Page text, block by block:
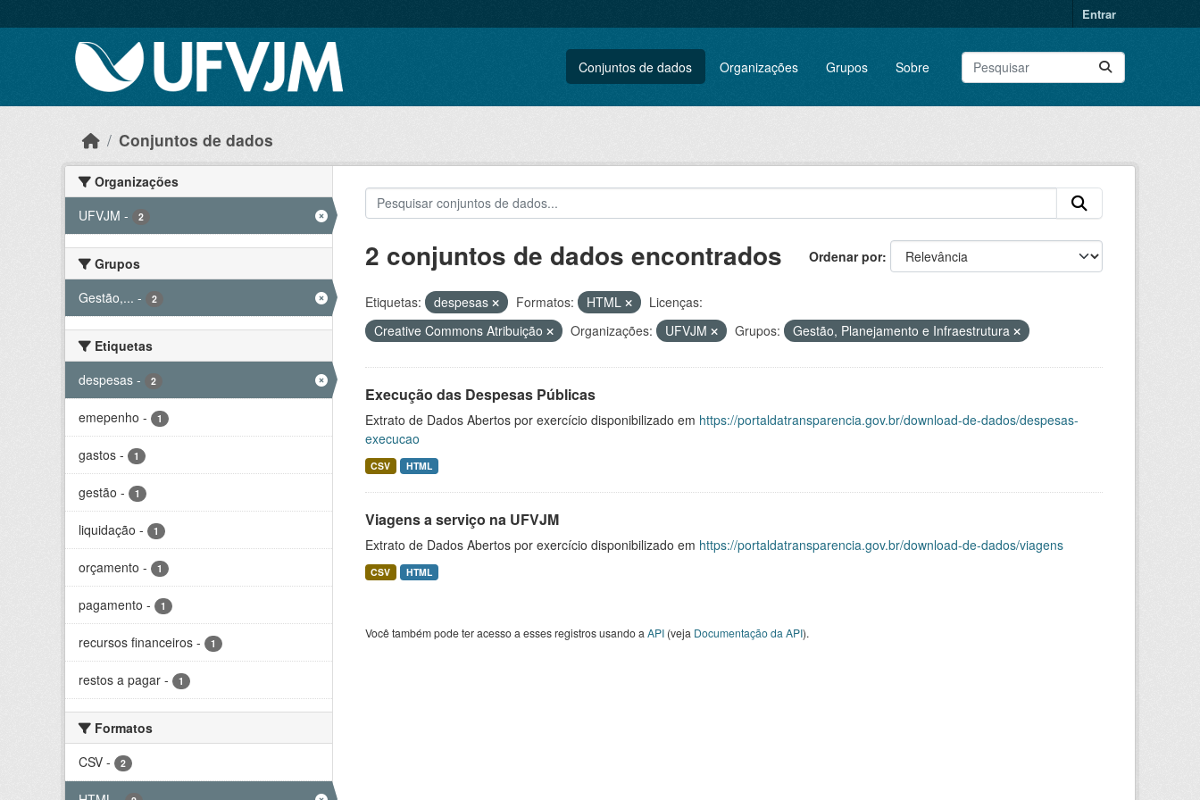
Entrar
Conjuntos de dados Organizações Grupos Sobre
Conjuntos de dados
Organizações
UFVJM - 2
Grupos
Gestão,... - 2
Etiquetas
despesas - 2
emepenho - 1
gastos - 1
gestão - 1
liquidação - 1
orçamento - 1
pagamento - 1
recursos financeiros - 1
restos a pagar - 1
Formatos
CSV - 2
Ordenar por
2 conjuntos de dados encontrados
Etiquetas: despesas Formatos: HTML
Licenças:
Creative Commons Atribuição
Organizações: UFVJM Grupos: Gestão, Planejamento e Infraestrutura
Execução das Despesas Públicas
Extrato de Dados Abertos por exercício disponibilizado em https://portaldatransparencia.gov.br/download-de-dados/despesas-
execucao
CSV HTML
Viagens a serviço na UFVJM
Extrato de Dados Abertos por exercício disponibilizado em https://portaldatransparencia.gov.br/download-de-dados/viagens
CSV HTML
Você também pode ter acesso a esses registros usando a API(veja Documentação da API).